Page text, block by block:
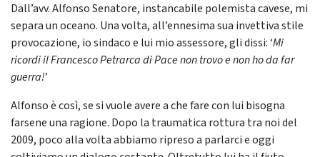
Dall’avv. Alfonso Senatore, instancabile polemista cavese, mi
separa un oceano. Una volta, all’ennesima sua invettiva stile
provocazione, io sindaco e lui mio assessore, gli dissi: ‘Mi
ricordi il Francesco Petrarca di Pace non trovo e non ho da far
guerra!’
Alfonso è così, se si vuole avere a che fare con lui bisogna
farsene una ragione. Dopo la traumatica rottura tra noi del
2009, poco alla volta abbiamo ripreso a parlarci e oggi